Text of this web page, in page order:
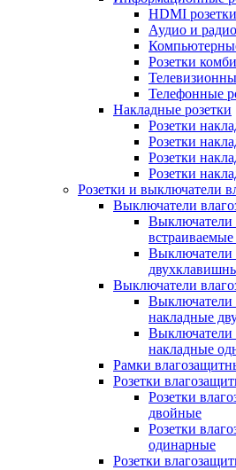
HDMI розетки
Аудио и
Розетки
Телефонные
Накладные розетки
Розетки
Розетки
Розетки
Розетки
Розетки и выключатели
Выключатели
Выключатели
Выключатели
Выключатели
Выключатели
накладные
Выключатели
накладные
Рамки
Розетки
Розетки
двойные
Розетки
одинарные
Розетки